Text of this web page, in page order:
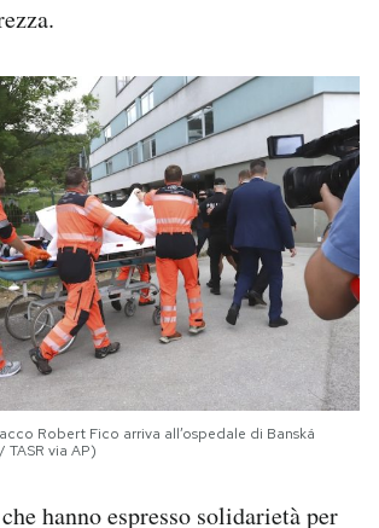
Robert Fico arriva all’ospedale di Banská
via AP)
hanno espresso solidarietà per